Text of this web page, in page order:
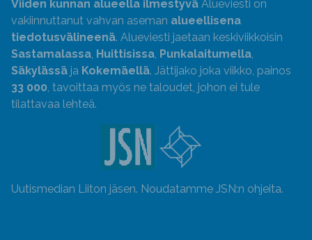
Viiden kunnan alueella ilmestyvä Alueviesti on
vakiinnuttanut vahvan aseman alueellisena
tiedotusvälineenä. Alueviesti jaetaan keskiviikkoisin
Sastamalassa, Huittisissa, Punkalaitumella,
Säkylässä ja Kokemäellä. Jättijako joka viikko, painos
33 000, tavoittaa myös ne taloudet, johon ei tule
tilattavaa lehteä.
Uutismedian Liiton jäsen. Noudatamme JSN:n ohjeita.